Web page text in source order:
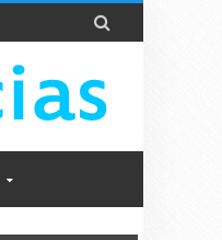
